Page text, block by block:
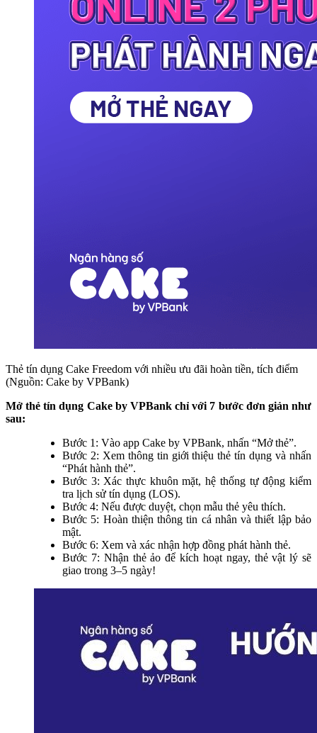
Thẻ tín dụng Cake Freedom với nhiều ưu đãi hoàn tiền, tích điểm
(Nguồn: Cake by VPBank)
Mở thẻ tín dụng Cake by VPBank chỉ với 7 bước đơn giản như
sau:
Bước 1: Vào app Cake by VPBank, nhấn “Mở thẻ”.
Bước 2: Xem thông tin giới thiệu thẻ tín dụng và nhấn
“Phát hành thẻ”.
Bước 3: Xác thực khuôn mặt, hệ thống tự động kiểm
tra lịch sử tín dụng (LOS).
Bước 4: Nếu được duyệt, chọn mẫu thẻ yêu thích.
Bước 5: Hoàn thiện thông tin cá nhân và thiết lập bảo
mật.
Bước 6: Xem và xác nhận hợp đồng phát hành thẻ.
Bước 7: Nhận thẻ ảo để kích hoạt ngay, thẻ vật lý sẽ
giao trong 3–5 ngày!